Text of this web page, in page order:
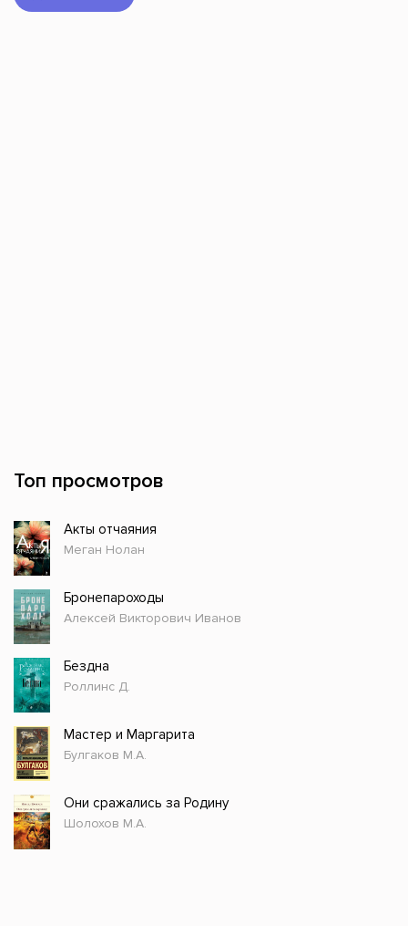
Топ просмотров
Акты отчаяния
Меган Нолан
Бронепароходы
Алексей Викторович Иванов
Бездна
Роллинс Д.
Мастер и Маргарита
Булгаков М.А.
Они сражались за Родину
Шолохов М.А.